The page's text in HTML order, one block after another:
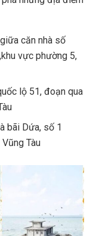
căn nhà số
vực phường 5,
lộ 51, đoạn qua
bãi Dứa, số 1
Tàu